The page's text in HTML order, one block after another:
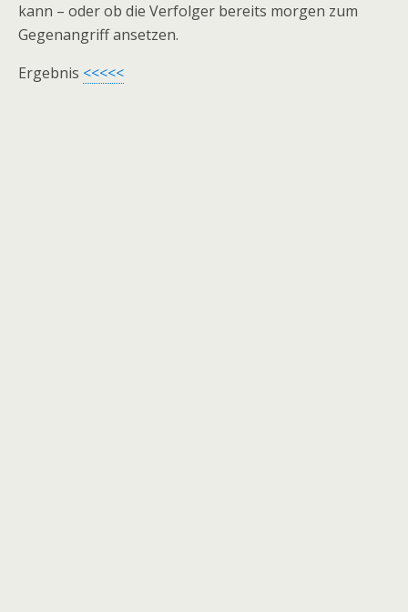
kann – oder ob die Verfolger bereits morgen zum
Gegenangriff ansetzen.
Ergebnis <<<<<